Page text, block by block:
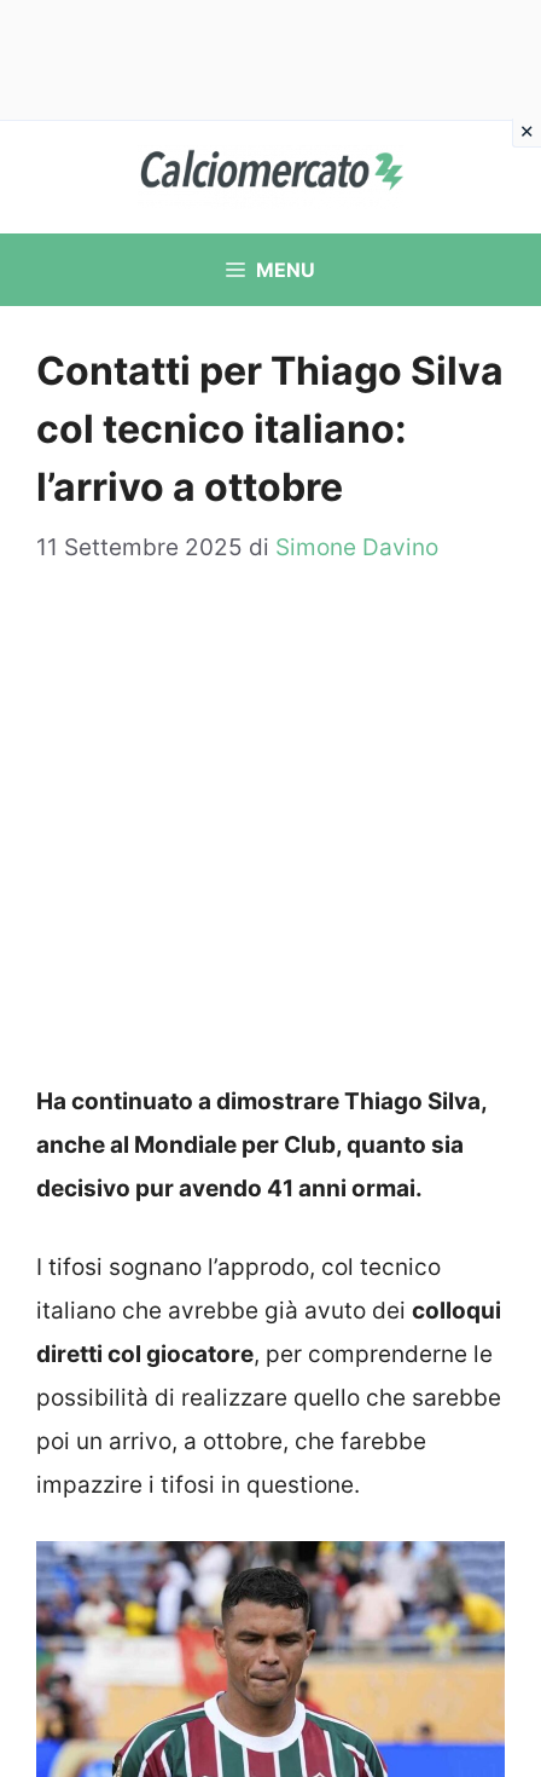
contenuto
MENU
Contatti per Thiago Silva
col tecnico italiano:
l’arrivo a ottobre
11 Settembre 2025 di Simone Davino
Ha continuato a dimostrare Thiago Silva,
anche al Mondiale per Club, quanto sia
decisivo pur avendo 41 anni ormai.
I tifosi sognano l’approdo, col tecnico
italiano che avrebbe già avuto dei colloqui
diretti col giocatore, per comprenderne le
possibilità di realizzare quello che sarebbe
poi un arrivo, a ottobre, che farebbe
impazzire i tifosi in questione.